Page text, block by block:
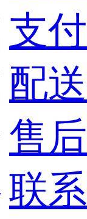
支
配
售
联